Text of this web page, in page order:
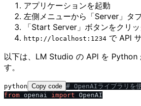
アプリケーションを起動
左側メニューから「Server」タ
「Start Server」ボタンをクリッ
http:​/​​/​localhost:1234 で API
以下は、LM Studio の API を Python
す。
python Copy code # OpenAIライブラリを使
from openai import OpenAI